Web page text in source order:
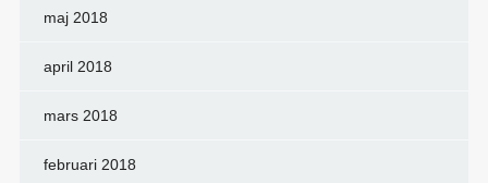
maj 2018
april 2018
mars 2018
februari 2018